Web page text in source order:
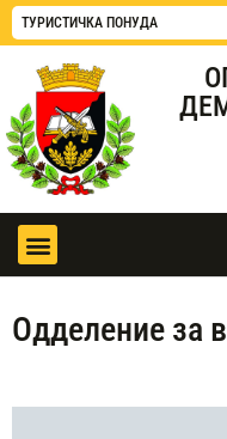
ТУРИСТИЧКА ПОНУДА
Одделение за